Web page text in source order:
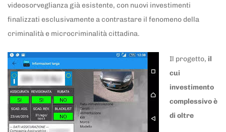
videosorveglianza già esistente, con nuovi investimenti
finalizzati esclusivamente a contrastare il fenomeno della
criminalità e microcriminalità cittadina.
Il progetto, il
cui
investimento
complessivo è
di oltre